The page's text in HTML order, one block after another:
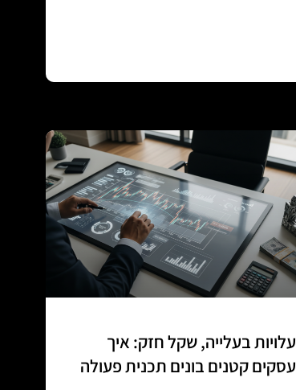
עלויות בעלייה, שקל חזק: איך
עסקים קטנים בונים תכנית פעולה